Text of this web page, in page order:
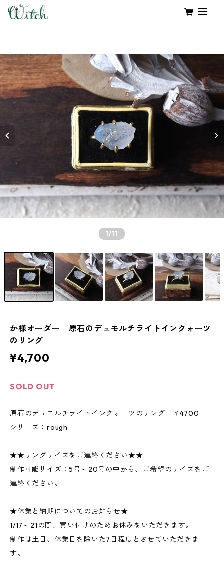
1/11
か様オーダー 原石のデュモルチライトインクォーツ
のリング
¥4,700
SOLD OUT
原石のデュモルチライトインクォーツのリング ￥4700
シリーズ：rough
★★リングサイズをご連絡ください★★
制作可能サイズ：5号～20号の中から、ご希望のサイズをご
連絡ください。
★休業と納期についてのお知らせ★
1/17～21の間、買い付けのためお休みをいただきます。
制作は土日、休業日を除いた7日程度とさせていただきま
す。